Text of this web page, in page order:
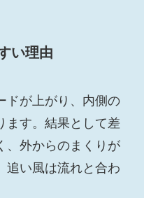
い理由
ドが上がり、内側の
ます。結果として差
、外からのまくりが
追い風は流れと合わ